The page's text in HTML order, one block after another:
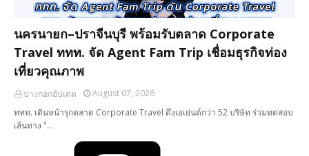
นครนายก–ปราจีนบุรี พร้อมรับตลาด Corporate
Travel ททท. จัด Agent Fam Trip เชื่อมธุรกิจท่อง
เที่ยวคุณภาพ
บางกอกอัปเดต
August 07, 2026
ททท. เดินหน้ารุกตลาด Corporate Travel ดึงเอเย่นต์กว่า 52 บริษัท ร่วมทดสอบ
เส้นทาง "…